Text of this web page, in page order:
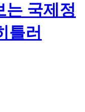
는 국제정
틀러